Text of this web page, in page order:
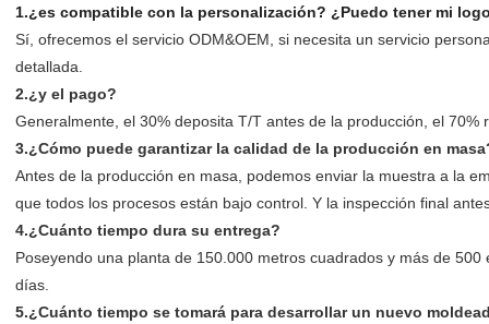
1.¿es compatible con la personalización? ¿Puedo tener mi
Sí, ofrecemos el servicio ODM&OEM, si necesita un servicio
detallada.
2.¿y el pago?
Generalmente, el 30% deposita T/T antes de la producción, el 70%
3.¿Cómo puede garantizar la calidad de la producción en
Antes de la producción en masa, podemos enviar la muestra a la
que todos los procesos están bajo control. Y la inspección final
4.¿Cuánto tiempo dura su entrega?
Poseyendo una planta de 150.000 metros cuadrados y más de
días.
5.¿Cuánto tiempo se tomará para desarrollar un nuevo